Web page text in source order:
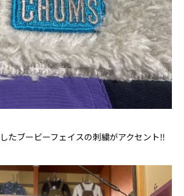
たブービーフェイスの刺繍がアクセント‼